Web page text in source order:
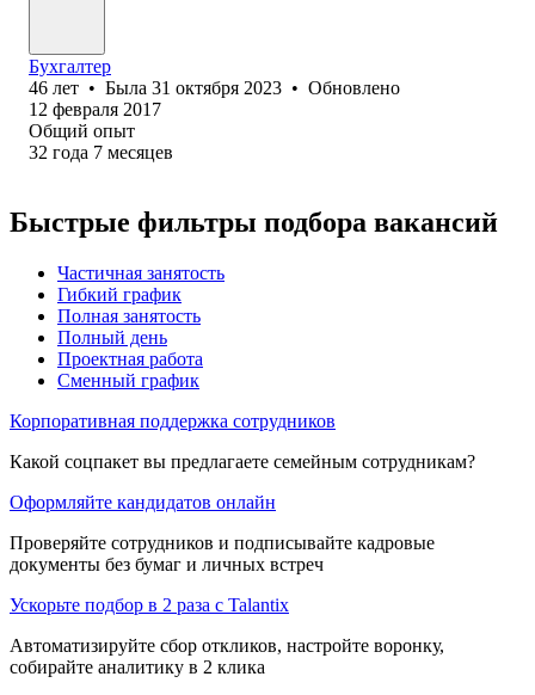
Бухгалтер
46 лет • Была 31 октября 2023 • Обновлено
12 февраля 2017
Общий опыт
32 года 7 месяцев
Быстрые фильтры подбора вакансий
Частичная занятость
Гибкий график
Полная занятость
Полный день
Проектная работа
Сменный график
Корпоративная поддержка сотрудников
Какой соцпакет вы предлагаете семейным сотрудникам?
Оформляйте кандидатов онлайн
Проверяйте сотрудников и подписывайте кадровые
документы без бумаг и личных встреч
Ускорьте подбор в 2 раза с Talantix
Автоматизируйте сбор откликов, настройте воронку,
собирайте аналитику в 2 клика